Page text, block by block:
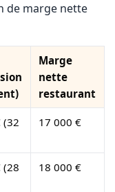
de marge nette
Marge
nette
restaurant
(32
17 000 €
(28
18 000 €